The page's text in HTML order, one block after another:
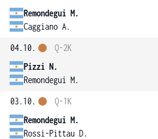
Remondegui M.
Caggiano A.
04.10.
Pizzi N.
Remondegui M.
Q-2K
03.10.
Remondegui M.
Rossi-Pittau D.
Q-1K